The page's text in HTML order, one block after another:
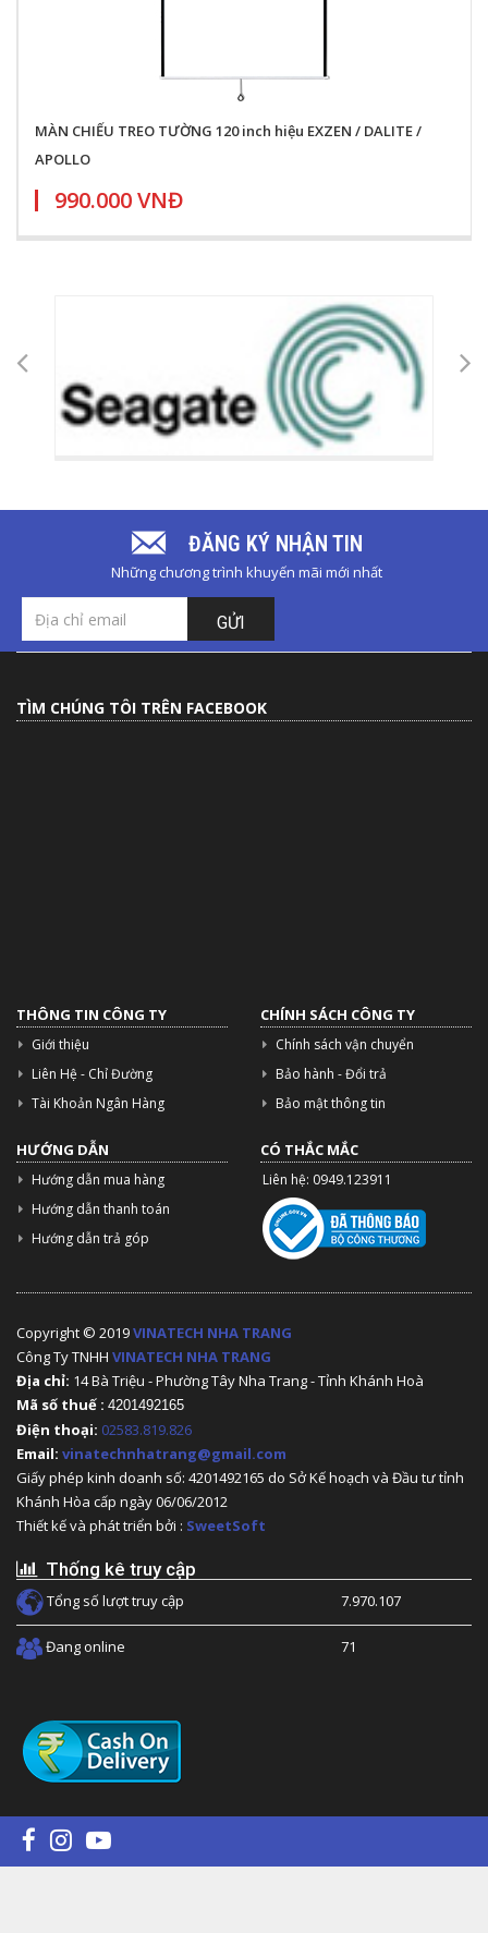
MÀN CHIẾU TREO TƯỜNG 120 inch hiệu EXZEN / DALITE /
APOLLO
990.000 VNĐ
ĐĂNG KÝ NHẬN TIN
Những chương trình khuyến mãi mới nhất
GỬI
TÌM CHÚNG TÔI TRÊN FACEBOOK
THÔNG TIN CÔNG TY
Giới thiệu
Liên Hệ - Chỉ Đường
Tài Khoản Ngân Hàng
CHÍNH SÁCH CÔNG TY
Chính sách vận chuyển
Bảo hành - Đổi trả
Bảo mật thông tin
HƯỚNG DẪN
Hướng dẫn mua hàng
Hướng dẫn thanh toán
Hướng dẫn trả góp
CÓ THẮC MẮC
Liên hệ: 0949.123911
Copyright © 2019VINATECH NHA TRANG
Công Ty TNHH VINATECH NHA TRANG
Địa chỉ: 14 Bà Triệu - Phường Tây Nha Trang - Tỉnh Khánh Hoà
Mã số thuế : 4201492165
Điện thoại: 02583.819.826
Email: vinatechnhatrang@gmail.com
Giấy phép kinh doanh số: 4201492165 do Sở Kế hoạch và Đầu tư tỉnh
Khánh Hòa cấp ngày 06/06/2012
Thiết kế và phát triển bởi : SweetSoft
Thống kê truy cập
Tổng số lượt truy cập 7.970.107
Đang online 71